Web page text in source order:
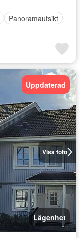
Panoramautsikt
Visa foto
Uppdaterad
Lägenhet